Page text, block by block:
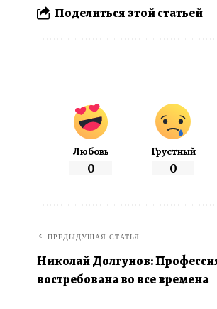
Поделиться этой статьей
Любовь
0
Грустный
0
ПРЕДЫДУЩАЯ СТАТЬЯ
Николай Долгунов:
востребована во все времена